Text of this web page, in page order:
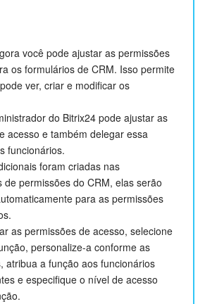
você pode ajustar as permissões
os formulários de CRM. Isso permite
ver, criar e modificar os
do Bitrix24 pode ajustar as
acesso e também delegar essa
funcionários.
foram criadas nas
de permissões do CRM, elas serão
para as permissões
as permissões de acesso, selecione
personalize-a conforme as
atribua a função aos funcionários
e especifique o nível de acesso